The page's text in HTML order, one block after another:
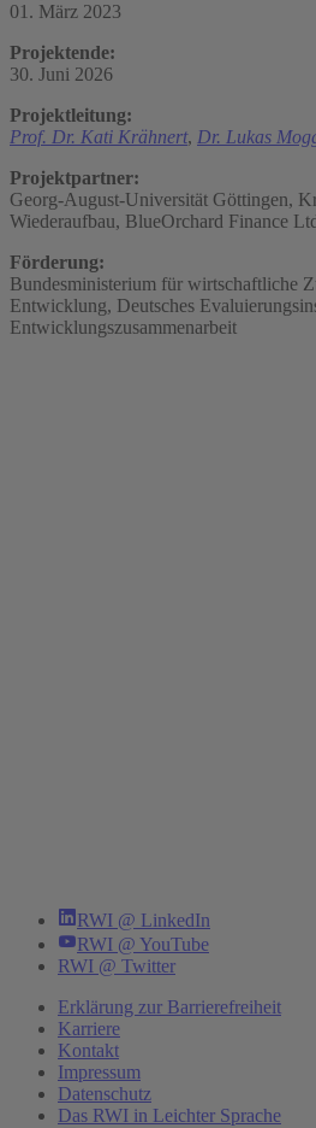
01. März 2023
Projektende:
30. Juni 2026
Projektleitung:
Prof. Dr. Kati Krähnert, Dr. Lukas
Projektpartner:
Georg-August-Universität Göttingen,
Wiederaufbau, BlueOrchard Finance
Förderung:
Bundesministerium für wirtschaftliche
Entwicklung, Deutsches
Entwicklungszusammenarbeit
RWI @ LinkedIn
RWI @ YouTube
RWI @ Twitter
Erklärung zur Barrierefreiheit
Karriere
Kontakt
Impressum
Datenschutz
Das RWI in Leichter Sprache